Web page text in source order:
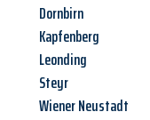
Dornbirn
Kapfenberg
Leonding
Steyr
Wiener Neustadt